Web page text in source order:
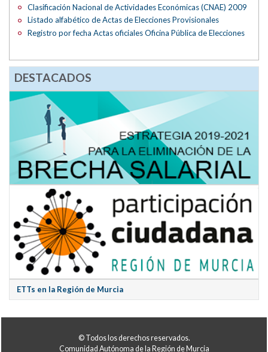
Clasificación Nacional de Actividades Económicas (CNAE) 2009
Listado alfabético de Actas de Elecciones Provisionales
Registro por fecha Actas oficiales Oficina Pública de Elecciones
DESTACADOS
ETTs en la Región de Murcia
© Todos los derechos reservados.
Comunidad Autónoma de la Región de Murcia